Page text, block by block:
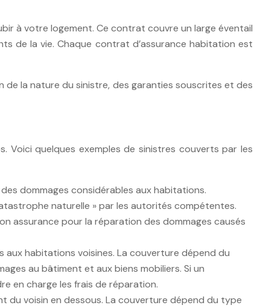
à votre logement. Ce contrat couvre un large éventail
de la vie. Chaque contrat d’assurance habitation est
de la nature du sinistre, des garanties souscrites et des
Voici quelques exemples de sinistres couverts par les
dommages considérables aux habitations.
naturelle » par les autorités compétentes.
assurance pour la réparation des dommages causés
aux habitations voisines. La couverture dépend du
au bâtiment et aux biens mobiliers. Si un
en charge les frais de réparation.
du voisin en dessous. La couverture dépend du type